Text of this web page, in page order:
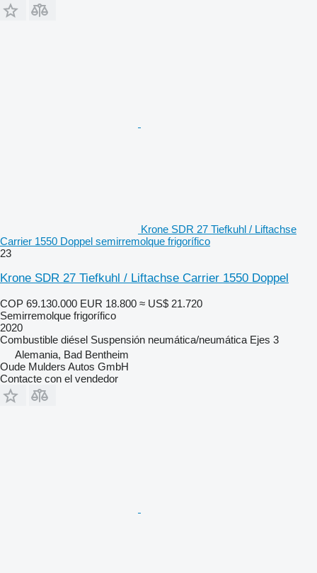
Krone SDR 27 Tiefkuhl / Liftachse
Carrier 1550 Doppel semirremolque frigorífico
23
Krone SDR 27 Tiefkuhl / Liftachse Carrier 1550 Doppel
COP 69.130.000 EUR 18.800 ≈ US$ 21.720
Semirremolque frigorífico
2020
Combustible diésel Suspensión neumática/neumática Ejes 3
Alemania, Bad Bentheim
Oude Mulders Autos GmbH
Contacte con el vendedor